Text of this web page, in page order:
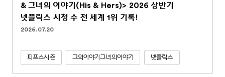
& 그녀의 이야기(His & Hers)> 2026 상반기
넷플릭스 시청 수 전 세계 1위 기록!
2026.07.20
피프스시즌 그의이야기그녀의이야기 넷플릭스